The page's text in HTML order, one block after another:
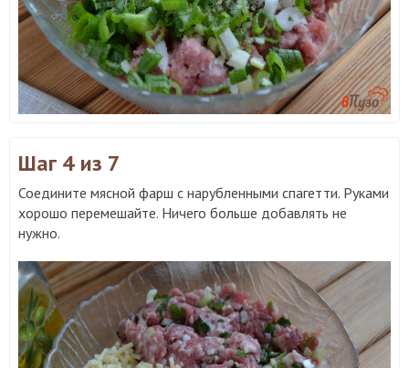
Шаг 4 из 7
Соедините мясной фарш с нарубленными спагетти. Руками
хорошо перемешайте. Ничего больше добавлять не
нужно.